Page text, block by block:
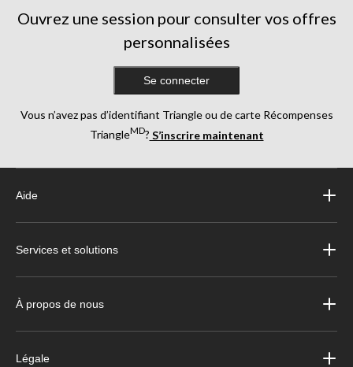
Ouvrez une session pour consulter vos offres
personnalisées
Se connecter
Vous n’avez pas d’identifiant Triangle ou de carte Récompenses
TriangleMD? S’inscrire maintenant
Aide
Services et solutions
À propos de nous
Légale